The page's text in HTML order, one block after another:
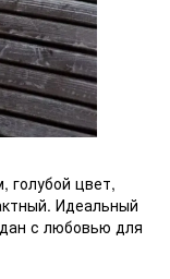
голубой цвет,
Идеальный
с любовью для